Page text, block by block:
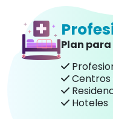
Plan
Centros
Hoteles